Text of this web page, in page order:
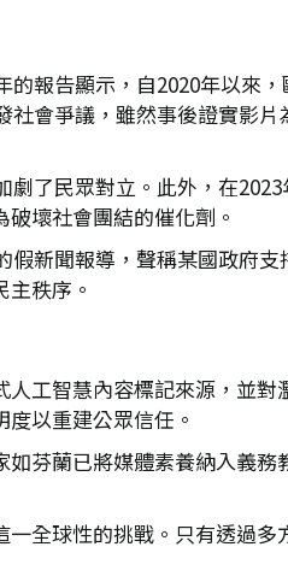
報告顯示，自2020年以來，
社會爭議，雖然事後證實影片
了民眾對立。此外，在2023
壞社會團結的催化劑。
假新聞報導，聲稱某國政府支
秩序。
工智慧內容標記來源，並對
以重建公眾信任。
芬蘭已將媒體素養納入義務
全球性的挑戰。只有透過多